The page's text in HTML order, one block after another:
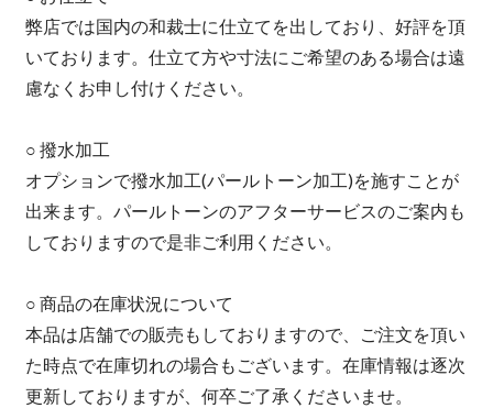
弊店では国内の和裁士に仕立てを出しており、好評を頂
いております。仕立て方や寸法にご希望のある場合は遠
慮なくお申し付けください。
○ 撥水加工
オプションで撥水加工(パールトーン加工)を施すことが
出来ます。パールトーンのアフターサービスのご案内も
しておりますので是非ご利用ください。
○ 商品の在庫状況について
本品は店舗での販売もしておりますので、ご注文を頂い
た時点で在庫切れの場合もございます。在庫情報は逐次
更新しておりますが、何卒ご了承くださいませ。